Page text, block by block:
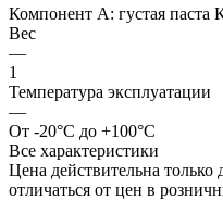
Компонент А: густая паста
Вес
—
1
Температура эксплуатации
—
От -20°C до +100°C
Все характеристики
Цена действительна
отличаться от цен в